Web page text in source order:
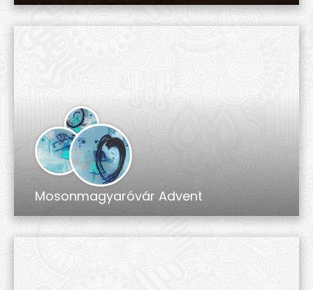
Mosonmagyaróvár Advent